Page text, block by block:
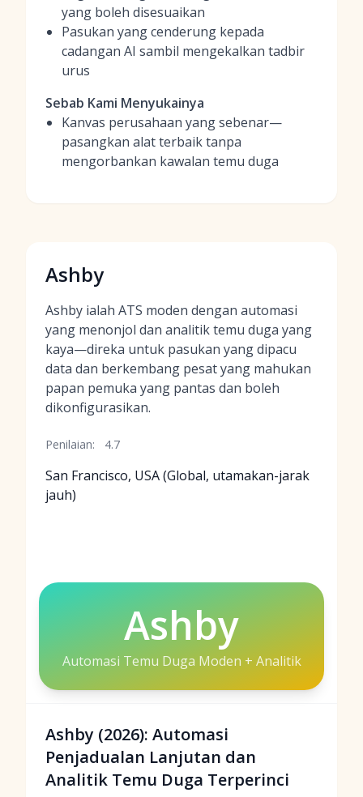
yang boleh disesuaikan
Pasukan yang cenderung kepada
cadangan AI sambil mengekalkan tadbir
urus
Sebab Kami Menyukainya
Kanvas perusahaan yang sebenar—
pasangkan alat terbaik tanpa
mengorbankan kawalan temu duga
Ashby
Ashby ialah ATS moden dengan automasi
yang menonjol dan analitik temu duga yang
kaya—direka untuk pasukan yang dipacu
data dan berkembang pesat yang mahukan
papan pemuka yang pantas dan boleh
dikonfigurasikan.
Penilaian: 4.7
San Francisco, USA (Global, utamakan-jarak
jauh)
Ashby
Automasi Temu Duga Moden + Analitik
Ashby (2026): Automasi
Penjadualan Lanjutan dan
Analitik Temu Duga Terperinci